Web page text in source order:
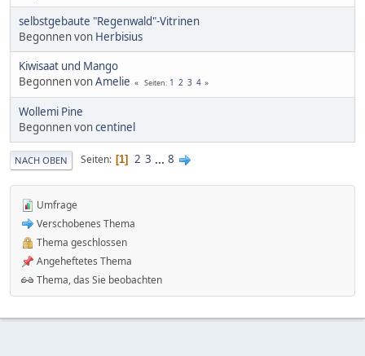
selbstgebaute "Regenwald"-Vitrinen
Begonnen von Herbisius
Kiwisaat und Mango
Begonnen vonAmelie Seiten 1 2 3 4
Wollemi Pine
Begonnen voncentinel
NACH OBEN Seiten 1 2 3 ... 8
Umfrage
Verschobenes Thema
Thema geschlossen
Angeheftetes Thema
Thema, das Sie beobachten